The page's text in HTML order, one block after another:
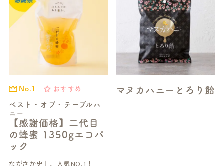
ベスト・オブ・テーブルハ
ニー
【感謝価格】二代目
の蜂蜜 1350gエコパ
ック
No.1 おすすめ
ながさか史上、人気NO.1！
マヌカハニーとろり飴